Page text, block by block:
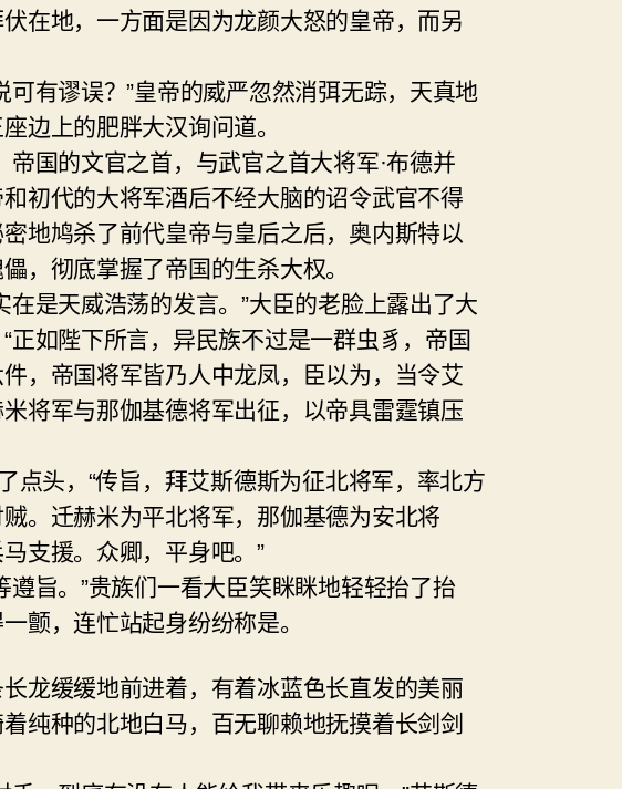
在地，一方面是因为龙颜大怒的皇帝，而另
可有谬误？”皇帝的威严忽然消弭无踪，天真地
边上的肥胖大汉询问道。
帝国的文官之首，与武官之首大将军·布德并
初代的大将军酒后不经大脑的诏令武官不得
地鸠杀了前代皇帝与皇后之后，奥内斯特以
，彻底掌握了帝国的生杀大权。
在是天威浩荡的发言。”大臣的老脸上露出了大
正如陛下所言，异民族不过是一群虫豸，帝国
，帝国将军皆乃人中龙凤，臣以为，当令艾
将军与那伽基德将军出征，以帝具雷霆镇压
点头，“传旨，拜艾斯德斯为征北将军，率北方
。迁赫米为平北将军，那伽基德为安北将
支援。众卿，平身吧。”
遵旨。”贵族们一看大臣笑眯眯地轻轻抬了抬
颤，连忙站起身纷纷称是。
龙缓缓地前进着，有着冰蓝色长直发的美丽
纯种的北地白马，百无聊赖地抚摸着长剑剑